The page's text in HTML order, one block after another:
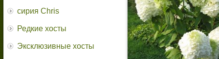
сирия Chris
Редкие хосты
Эксклюзивные хосты